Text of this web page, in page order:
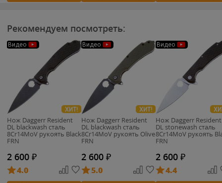
Рекомендуем посмотреть:
Видео
ХИТ!
Нож Daggerr Resident
DL blackwash сталь
8Cr14MoV рукоять Black
FRN
2 600 ₽
4.0
Видео
ХИТ!
Нож Daggerr Resident
DL blackwash сталь
8Cr14MoV рукоять Olive
FRN
2 600 ₽
5.0
Видео
Нож Daggerr Resident
DL stonewash сталь
8Cr14MoV рукоять
FRN
2 600 ₽
4.4